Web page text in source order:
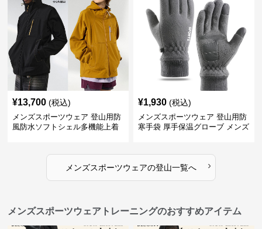
¥13,700 (税込)
メンズスポーツウェア 登山用防
風防水ソフトシェル多機能上着
¥1,930 (税込)
メンズスポーツウェア 登山用防
寒手袋 厚手保温グローブ メンズ
メンズスポーツウェアの登山一覧へ ›
メンズスポーツウェアトレーニングのおすすめアイテム